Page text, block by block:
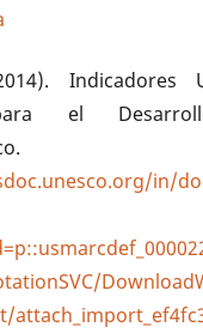
Indicadores
el
in/